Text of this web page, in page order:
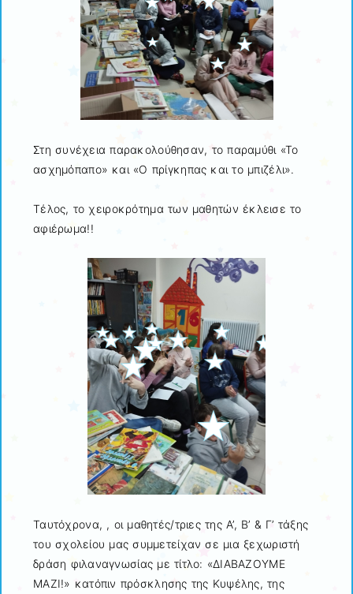
Στη συνέχεια παρακολούθησαν, το παραμύθι «Το
ασχημόπαπο» και «Ο πρίγκηπας και το μπιζέλι».
Τέλος, το χειροκρότημα των μαθητών έκλεισε το
αφιέρωμα!!
Ταυτόχρονα, , οι μαθητές/τριες της Α’, Β’ & Γ’ τάξης
του σχολείου μας συμμετείχαν σε μια ξεχωριστή
δράση φιλαναγνωσίας με τίτλο: «ΔΙΑΒΑΖΟΥΜΕ
ΜΑΖΙ!» κατόπιν πρόσκλησης της Κυψέλης, της